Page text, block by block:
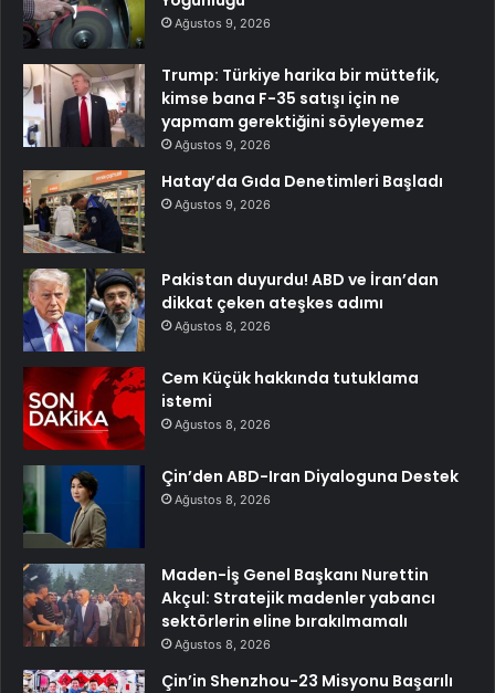
Ağustos 9, 2026
Trump: Türkiye harika bir müttefik,
kimse bana F-35 satışı için ne
yapmam gerektiğini söyleyemez
Ağustos 9, 2026
Hatay’da Gıda Denetimleri Başladı
Ağustos 9, 2026
Pakistan duyurdu! ABD ve İran’dan
dikkat çeken ateşkes adımı
Ağustos 8, 2026
Cem Küçük hakkında tutuklama
istemi
Ağustos 8, 2026
Çin’den ABD-Iran Diyaloguna Destek
Ağustos 8, 2026
Maden-İş Genel Başkanı Nurettin
Akçul: Stratejik madenler yabancı
sektörlerin eline bırakılmamalı
Ağustos 8, 2026
Çin’in Shenzhou-23 Misyonu Başarılı